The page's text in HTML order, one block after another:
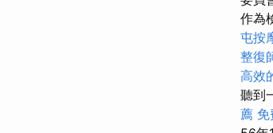
作為
屯按
整復
高效
聽到
薦 免